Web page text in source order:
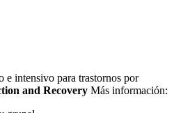
e intensivo para trastornos por
and Recovery Más información: